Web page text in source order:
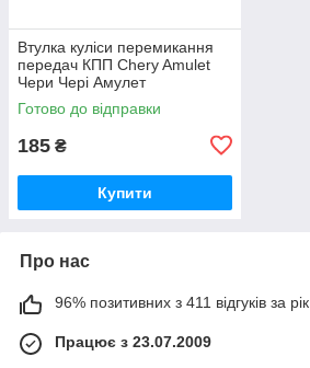
Втулка куліси перемикання
передач КПП Chery Amulet
Чери Чері Амулет
Готово до відправки
185 ₴
Купити
Про нас
96% позитивних з 411 відгуків за рік
Працює з 23.07.2009